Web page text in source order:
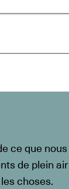
ce que
de plein
choses.